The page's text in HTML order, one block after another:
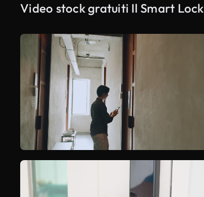
Video stock gratuiti Il Smart Lock